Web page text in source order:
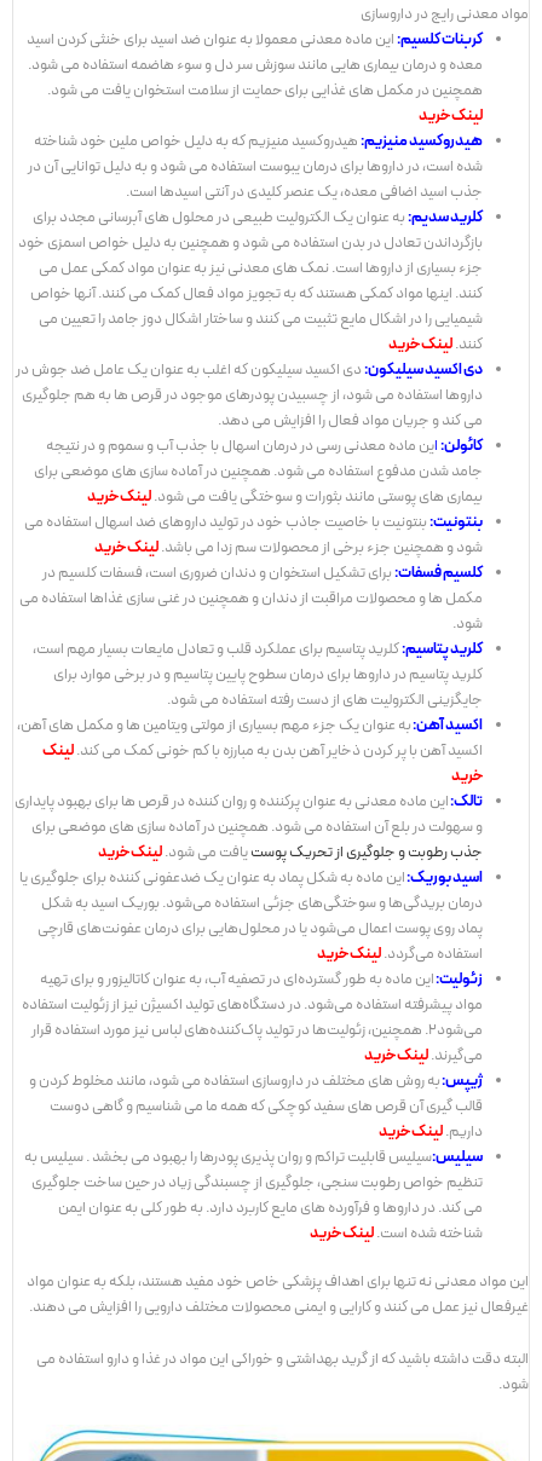
مواد معدنی رایج در داروسازی
کربنات کلسیم:این ماده معدنی معمولا به عنوان ضد اسید برای خنثی کردن اسید
معده و درمان بیماری هایی مانند سوزش سر دل و سوء هاضمه استفاده می شود.
همچنین در مکمل های غذایی برای حمایت از سلامت استخوان یافت می شود.
لینک خرید
هیدروکسید منیزیم:هیدروکسید منیزیم که به دلیل خواص ملین خود شناخته
شده است، در داروها برای درمان یبوست استفاده می شود و به دلیل توانایی آن در
جذب اسید اضافی معده، یک عنصر کلیدی در آنتی اسیدها است.
کلرید سدیم:به عنوان یک الکترولیت طبیعی در محلول های آبرسانی مجدد برای
بازگرداندن تعادل در بدن استفاده می شود و همچنین به دلیل خواص اسمزی خود
جزء بسیاری از داروها است. نمک های معدنی نیز به عنوان مواد کمکی عمل می
کنند. اینها مواد کمکی هستند که به تجویز مواد فعال کمک می کنند. آنها خواص
شیمیایی را در اشکال مایع تثبیت می کنند و ساختار اشکال دوز جامد را تعیین می
کنند.لینک خرید
دی اکسید سیلیکون:دی اکسید سیلیکون که اغلب به عنوان یک عامل ضد جوش در
داروها استفاده می شود، از چسبیدن پودرهای موجود در قرص ها به هم جلوگیری
می کند و جریان مواد فعال را افزایش می دهد.
کائولن:این ماده معدنی رسی در درمان اسهال با جذب آب و سموم و در نتیجه
جامد شدن مدفوع استفاده می شود. همچنین در آماده سازی های موضعی برای
بیماری های پوستی مانند بثورات و سوختگی یافت می شود.لینک خرید
بنتونیت:بنتونیت با خاصیت جاذب خود در تولید داروهای ضد اسهال استفاده می
شود و همچنین جزء برخی از محصولات سم زدا می باشد.لینک خرید
کلسیم فسفات:برای تشکیل استخوان و دندان ضروری است، فسفات کلسیم در
مکمل ها و محصولات مراقبت از دندان و همچنین در غنی سازی غذاها استفاده می
شود.
کلرید پتاسیم:کلرید پتاسیم برای عملکرد قلب و تعادل مایعات بسیار مهم است،
کلرید پتاسیم در داروها برای درمان سطوح پایین پتاسیم و در برخی موارد برای
جایگزینی الکترولیت های از دست رفته استفاده می شود.
اکسید آهن:به عنوان یک جزء مهم بسیاری از مولتی ویتامین ها و مکمل های آهن،
اکسید آهن با پر کردن ذخایر آهن بدن به مبارزه با کم خونی کمک می کند.لینک
خرید
تالک:این ماده معدنی به عنوان پرکننده و روان کننده در قرص ها برای بهبود پایداری
و سهولت در بلع آن استفاده می شود. همچنین در آماده سازی های موضعی برای
جذب رطوبتو جلوگیری از تحریک پوستیافت می شود.لینک خرید
اسید بوریک:این ماده به شکل پماد به عنوان یک ضدعفونی کننده برای جلوگیری یا
درمان بریدگی‌ها و سوختگی‌های جزئی استفاده می‌شود. بوریک اسید به شکل
پماد روی پوست اعمال می‌شود یا در محلول‌هایی برای درمان عفونت‌های قارچی
استفاده می‌گردد.لینک خرید
زئولیت:این ماده به طور گسترده‌ای در تصفیه آب، به عنوان کاتالیزور و برای تهیه
مواد پیشرفته استفاده می‌شود. در دستگاه‌های تولید اکسیژن نیز از زئولیت استفاده
می‌شود2. همچنین، زئولیت‌ها در تولید پاک‌کننده‌های لباس نیز مورد استفاده قرار
می‌گیرند.لینک خرید
ژیپس:به روش های مختلف در داروسازی استفاده می شود، مانند مخلوط کردن و
قالب گیری آن قرص های سفید کوچکی که همه ما می شناسیم و گاهی دوست
داریم.لینک خرید
سیلیس:سیلیس قابلیت تراکم و روان پذیری پودرها را بهبود می بخشد . سیلیس به
تنظیم خواص رطوبت سنجی، جلوگیری از چسبندگی زیاد در حین ساخت جلوگیری
می کند. در داروها و فرآورده های مایع کاربرد دارد. به طور کلی به عنوان ایمن
شناخته شده است.لینک خرید
این مواد معدنی نه تنها برای اهداف پزشکی خاص خود مفید هستند، بلکه به عنوان مواد
غیرفعال نیز عمل می کنند و کارایی و ایمنی محصولات مختلف دارویی را افزایش می دهند.
البته دقت داشته باشید که از گرید بهداشتی و خوراکی این مواد در غذا و دارو استفاده می
شود.